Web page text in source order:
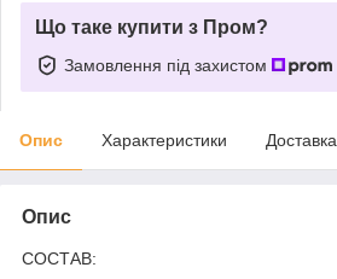
Що таке купити з Пром?
Замовлення під захистом
Опис Характеристики Доставка
Опис
СОСТАВ: